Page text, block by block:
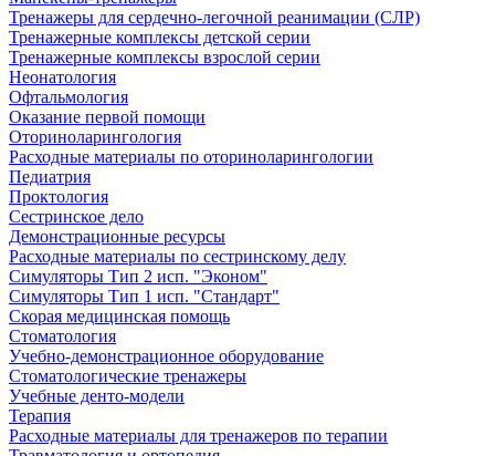
Тренажеры для сердечно-легочной реанимации (СЛР)
Тренажерные комплексы детской серии
Тренажерные комплексы взрослой серии
Неонатология
Офтальмология
Оказание первой помощи
Оториноларингология
Расходные материалы по оториноларингологии
Педиатрия
Проктология
Сестринское дело
Демонстрационные ресурсы
Расходные материалы по сестринскому делу
Симуляторы Тип 2 исп. "Эконом"
Симуляторы Тип 1 исп. "Стандарт"
Скорая медицинская помощь
Стоматология
Учебно-демонстрационное оборудование
Стоматологические тренажеры
Учебные денто-модели
Терапия
Расходные материалы для тренажеров по терапии